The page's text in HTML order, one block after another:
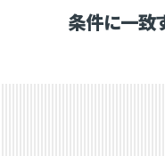
条件に一致